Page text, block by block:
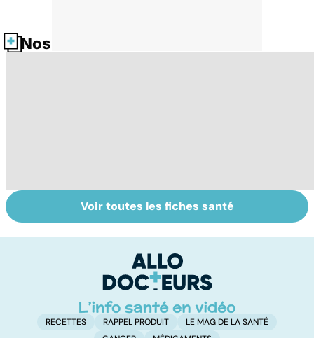
Nos fiches santé
Le magnésium,
un oligo-élément
Intestin irritable :
le régime
solution ?
Voir toutes les fiches santé
RECETTES RAPPEL PRODUIT
LE MAG DE LA SANTÉ